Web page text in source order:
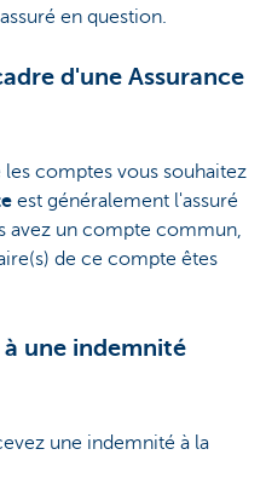
en question.
d'une Assurance
comptes vous souhaitez
est généralement l'assuré
avez un compte commun,
de ce compte êtes
une indemnité
une indemnité à la